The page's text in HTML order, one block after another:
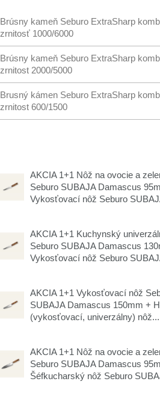
Brúsny kameň Seburo ExtraSharp
zrnitosť 1000/6000
Brúsny kameň Seburo ExtraSharp
zrnitost 2000/5000
Brusný kámen Seburo ExtraSharp
zrnitost 600/1500
AKCIA 1+1 Nôž na ovocie a
Seburo SUBAJA Damascus
Vykosťovací nôž Seburo
AKCIA 1+1 Kuchynský
Seburo SUBAJA Damascus
Vykosťovací nôž Seburo
AKCIA 1+1 Vykosťovací nôž
SUBAJA Damascus 150mm +
(vykosťovací, univerzálny) nôž...
AKCIA 1+1 Nôž na ovocie a
Seburo SUBAJA Damascus
Šéfkucharský nôž Seburo